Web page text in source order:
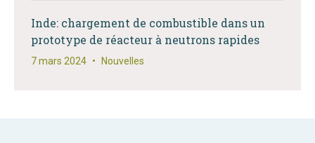
Inde: chargement de combustible dans un
prototype de réacteur à neutrons rapides
7 mars 2024 • Nouvelles